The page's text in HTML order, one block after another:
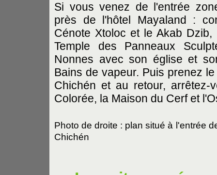
Si vous venez de l'entrée
près de l'hôtel Mayaland :
Cénote Xtoloc et le Akab Dzib,
Temple des Panneaux
Nonnes avec son église et
Bains de vapeur. Puis prenez
Chichén et au retour, arrêtez-
Colorée, la Maison du Cerf et
Photo de droite : plan situé à l'entrée
Chichén